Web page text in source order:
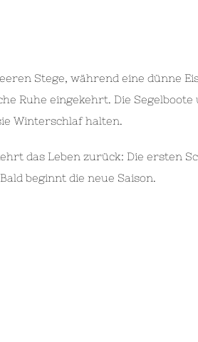
Stege, während eine dünne
Ruhe eingekehrt. Die
Winterschlaf halten.
das Leben zurück: Die ersten
beginnt die neue Saison.